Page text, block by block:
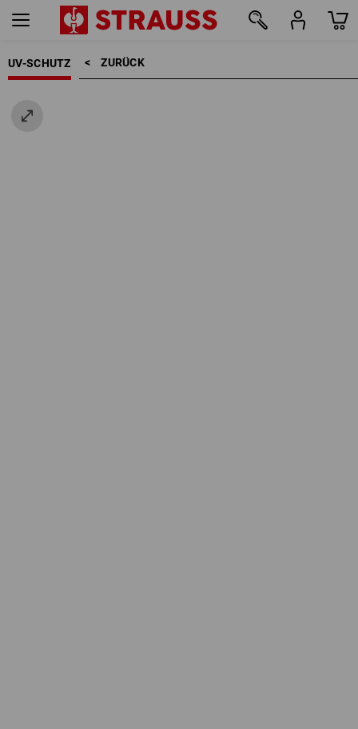
UV-SCHUTZ ZURÜCK    >